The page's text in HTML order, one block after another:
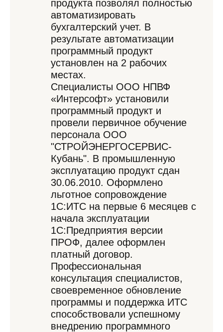
продукта позволял полностью
автоматизировать
бухгалтерский учет. В
результате автоматизации
программный продукт
установлен на 2 рабочих
местах.
Специалисты ООО НПВФ
«Интерсофт» установили
программный продукт и
провели первичное обучение
персонала ООО
"СТРОЙЭНЕРГОСЕРВИС-
Кубань". В промышленную
эксплуатацию продукт сдан
30.06.2010. Оформлено
льготное сопровождение
1С:ИТС на первые 6 месяцев с
начала эксплуатации
1С:Предприятия версии
ПРОФ, далее оформлен
платный договор.
Профессиональная
консультация специалистов,
своевременное обновление
программы и поддержка ИТС
способствовали успешному
внедрению программного